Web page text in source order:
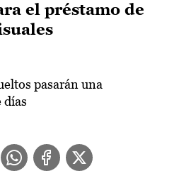
el préstamo de
pasarán una
días